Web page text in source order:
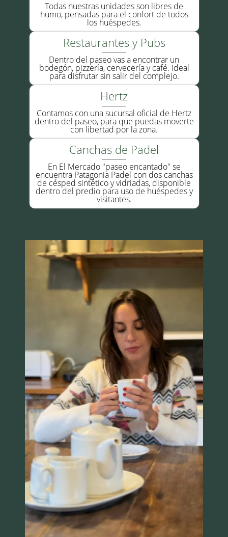
Todas nuestras unidades son libres de
humo, pensadas para el confort de todos
los huéspedes.
Restaurantes y Pubs
Dentro del paseo vas a encontrar un
bodegón, pizzería, cervecería y café. Ideal
para disfrutar sin salir del complejo.
Hertz
Contamos con una sucursal oficial de Hertz
dentro del paseo, para que puedas moverte
con libertad por la zona.
Canchas de Padel
En El Mercado "paseo encantado" se
encuentra Patagonia Padel con dos canchas
de césped sintético y vidriadas, disponible
dentro del predio para uso de huéspedes y
visitantes.